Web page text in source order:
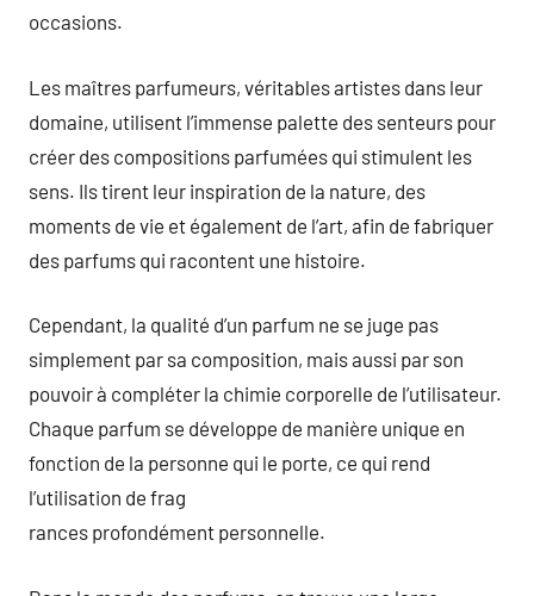
occasions.
Les maîtres parfumeurs, véritables artistes dans leur
domaine, utilisent l’immense palette des senteurs pour
créer des compositions parfumées qui stimulent les
sens. Ils tirent leur inspiration de la nature, des
moments de vie et également de l’art, afin de fabriquer
des parfums qui racontent une histoire.
Cependant, la qualité d’un parfum ne se juge pas
simplement par sa composition, mais aussi par son
pouvoir à compléter la chimie corporelle de l’utilisateur.
Chaque parfum se développe de manière unique en
fonction de la personne qui le porte, ce qui rend
l’utilisation de frag
rances profondément personnelle.